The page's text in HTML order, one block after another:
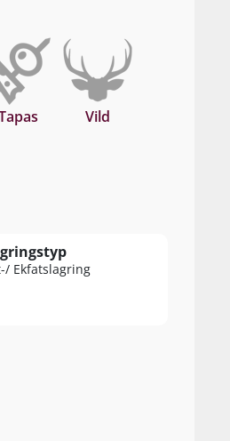
Vild
Ekfatslagring